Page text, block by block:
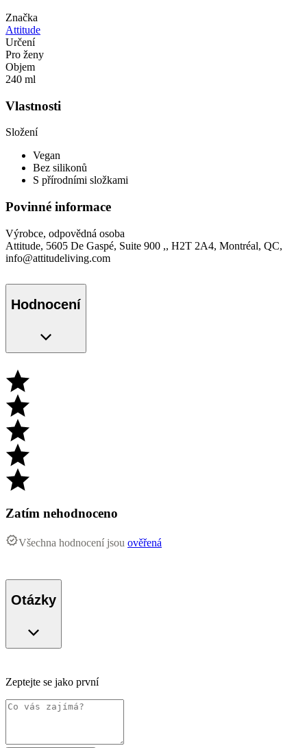
Značka
Attitude
Určení
Pro ženy
Objem
240 ml
Vlastnosti
Složení
Vegan
Bez silikonů
S přírodními složkami
Povinné informace
Výrobce, odpovědná osoba
Attitude, 5605 De Gaspé, Suite 900 ,, H2T 2A4, Montréal, QC,
info@attitudeliving.com
Hodnocení
Zatím nehodnoceno
Všechna hodnocení jsou ověřená
Otázky
Zeptejte se jako první